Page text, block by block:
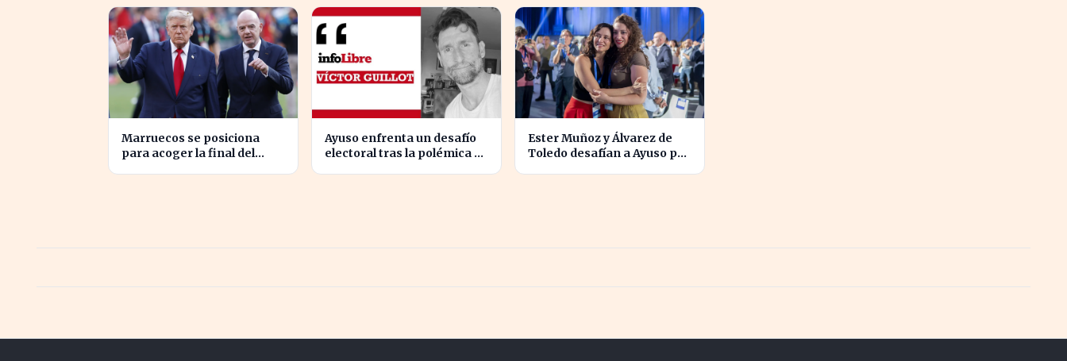
Marruecos se posiciona
para acoger la final del
Ayuso enfrenta un desafío
electoral tras la polémica de
Ester Muñoz y Álvarez de
Toledo desafían a Ayuso por